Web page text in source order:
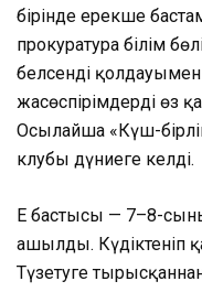
бірінде ерекше
прокуратура білім
белсенді
жасөспірімдерді өз
Осылайша «Күш-
клубы дүниеге келді.
Ең бастысы — 7–8-
ашылды. Күдіктеніп
Түзетуге